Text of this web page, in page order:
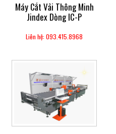
Máy Cắt Vải Thông Minh
Jindex Dòng IC-P
Liên hệ: 093.415.8968